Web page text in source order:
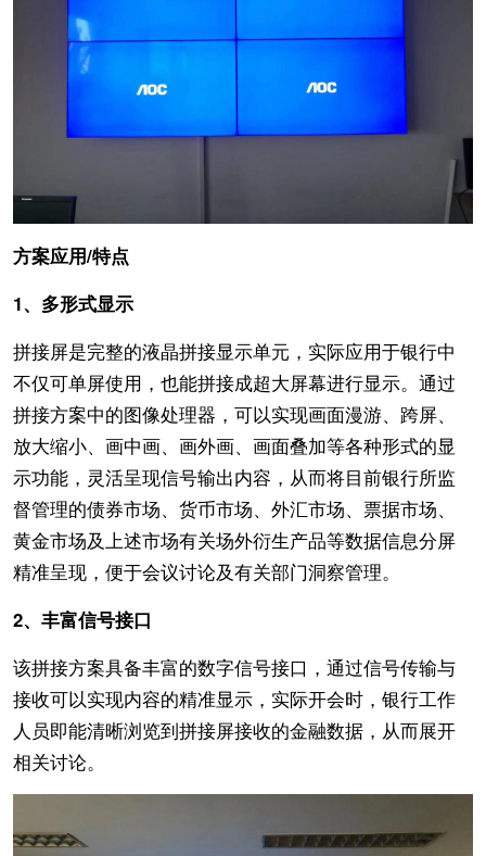
方案应用/特点
1、多形式显示
拼接屏是完整的液晶拼接显示单元，实际应用于银行中
不仅可单屏使用，也能拼接成超大屏幕进行显示。通过
拼接方案中的图像处理器，可以实现画面漫游、跨屏、
放大缩小、画中画、画外画、画面叠加等各种形式的显
示功能，灵活呈现信号输出内容，从而将目前银行所监
督管理的债券市场、货币市场、外汇市场、票据市场、
黄金市场及上述市场有关场外衍生产品等数据信息分屏
精准呈现，便于会议讨论及有关部门洞察管理。
2、丰富信号接口
该拼接方案具备丰富的数字信号接口，通过信号传输与
接收可以实现内容的精准显示，实际开会时，银行工作
人员即能清晰浏览到拼接屏接收的金融数据，从而展开
相关讨论。